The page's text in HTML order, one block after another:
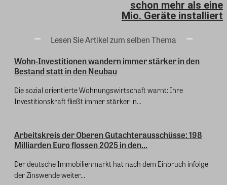
schon mehr als eine
Mio. Geräte installiert
Lesen Sie Artikel zum selben Thema
Wohn-Investitionen wandern immer stärker in den
Bestand statt in den Neubau
Die sozial orientierte Wohnungswirtschaft warnt: Ihre
Investitionskraft fließt immer stärker in...
Arbeitskreis der Oberen Gutachterausschüsse: 198
Milliarden Euro flossen 2025 in den...
Der deutsche Immobilienmarkt hat nach dem Einbruch infolge
der Zinswende weiter...